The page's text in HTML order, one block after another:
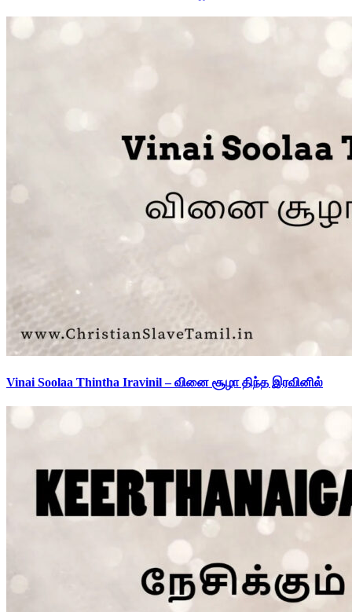
Vinai Soolaa Thintha Iravinil – வினை சூழா திந்த இரவினில்